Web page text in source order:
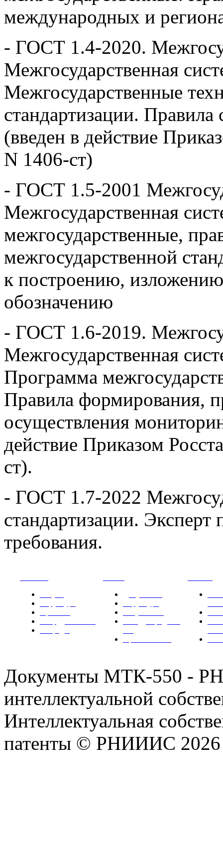
международных и
- ГОСТ 1.4-2020.
Межгосударственная
Межгосударственные
стандартизации. Правила
(введен в действие
N 1406-ст)
- ГОСТ 1.5-2001
Межгосударственная
межгосударственные,
межгосударственной
к построению,
обозначению
- ГОСТ 1.6-2019.
Межгосударственная
Программа
Правила формирования,
осуществления
действие Приказом
ст).
- ГОСТ 1.7-2022
стандартизации.
требования.
Документы МТК-550 -
интеллектуальной
Интеллектуальная
патенты © РНИИИС 2026